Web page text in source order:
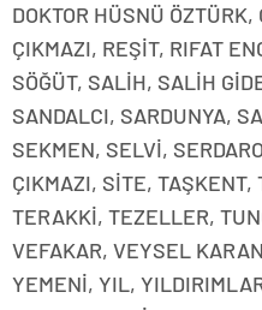
DOKTOR HÜSNÜ
ÇIKMAZI, REŞİT, RIFAT
SÖĞÜT, SALİH, SALİH
SANDALCI, SARDUNYA,
SEKMEN, SELVİ,
ÇIKMAZI, SİTE, TAŞKENT,
TERAKKİ, TEZELLER,
VEFAKAR, VEYSEL
YEMENİ, YIL,